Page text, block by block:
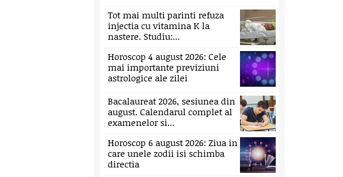
Tot mai multi parinti refuza
injectia cu vitamina K la
nastere. Studiu:...
Horoscop 4 august 2026: Cele
mai importante previziuni
astrologice ale zilei
Bacalaureat 2026, sesiunea din
august. Calendarul complet al
examenelor si...
Horoscop 6 august 2026: Ziua in
care unele zodii isi schimba
directia